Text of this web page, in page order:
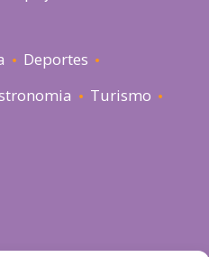
Deportes
Turismo